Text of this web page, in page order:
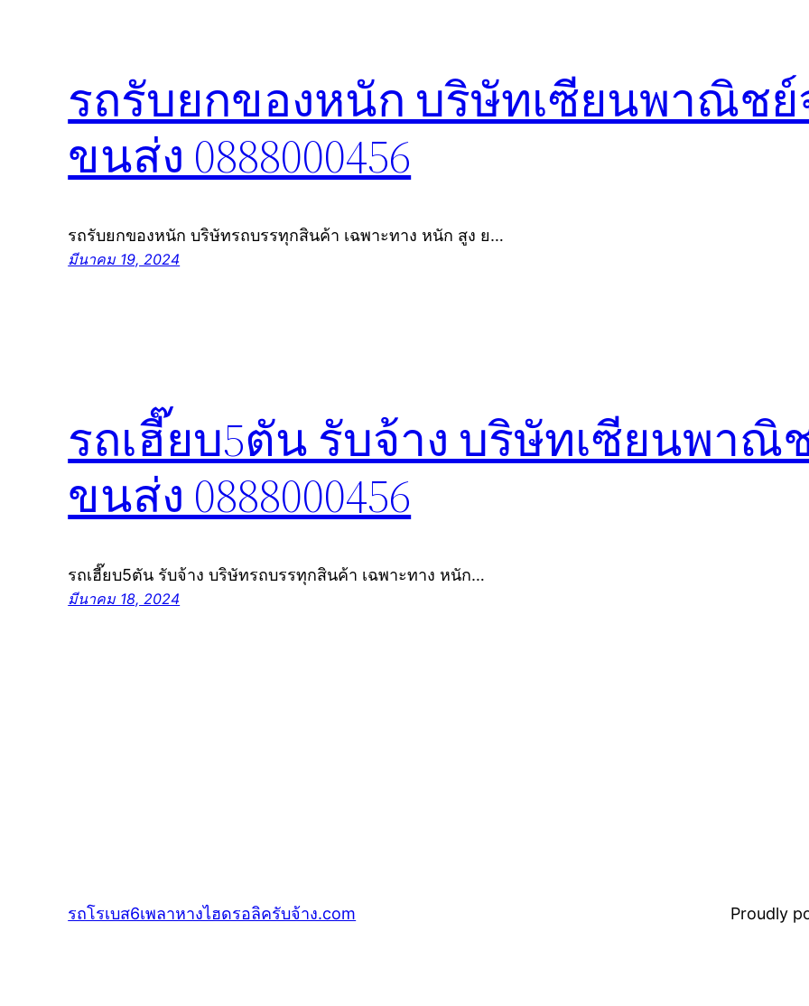
รถรับยกของหนัก บริษัทเซียนพาณิชย์
ขนส่ง 0888000456
รถรับยกของหนัก บริษัทรถบรรทุกสินค้า เฉพาะทาง หนัก สูง ย…
มีนาคม 19, 2024
รถเฮี๊ยบ5ตัน รับจ้าง บริษัทเซียนพาณิ
ขนส่ง 0888000456
รถเฮี๊ยบ5ตัน รับจ้าง บริษัทรถบรรทุกสินค้า เฉพาะทาง หนัก…
มีนาคม 18, 2024
รถโรเบส6เพลาหางไฮดรอลิครับจ้าง.com Proudly